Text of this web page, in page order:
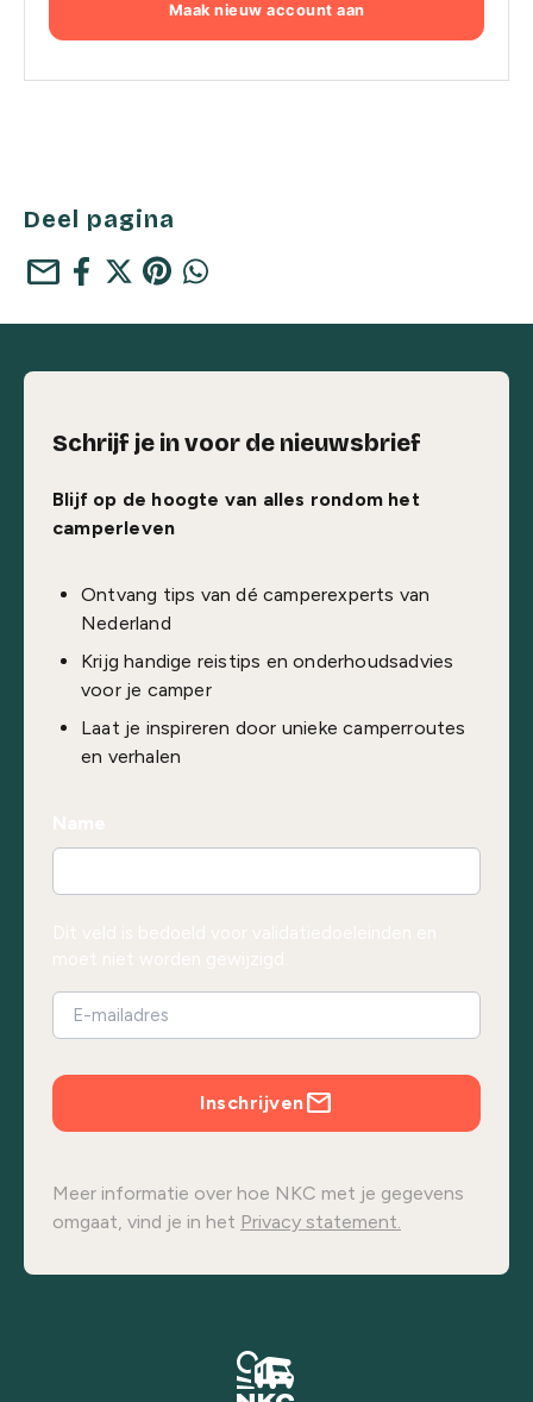
Maak nieuw account aan
Deel pagina
mail
Schrijf je in voor de nieuwsbrief
Blijf op de hoogte van alles rondom het
camperleven
Ontvang tips van dé camperexperts van
Nederland
Krijg handige reistips en onderhoudsadvies
voor je camper
Laat je inspireren door unieke camperroutes
en verhalen
Inschrijven
Meer informatie over hoe NKC met je gegevens
omgaat, vind je in het Privacy statement.